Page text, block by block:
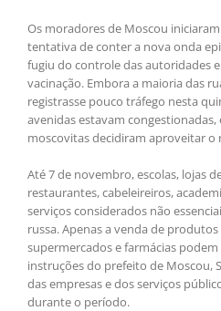
Os moradores de Moscou
tentativa de conter a nova onda
fugiu do controle das autoridades
vacinação. Embora a maioria das
registrasse pouco tráfego nesta
avenidas estavam
moscovitas decidiram aproveitar o
Até 7 de novembro, escolas, lojas
restaurantes, cabeleireiros,
serviços considerados não
russa. Apenas a venda de
supermercados e farmácias
instruções do prefeito de Moscou,
das empresas e dos serviços
durante o período.